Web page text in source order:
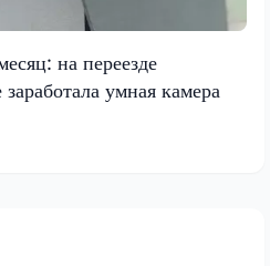
на переезде
умная камера